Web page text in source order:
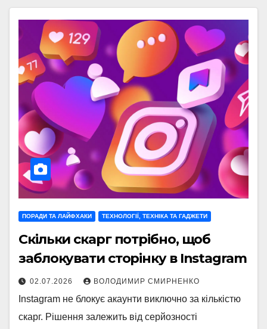
ПОРАДИ ТА ЛАЙФХАКИ ТЕХНОЛОГІЇ, ТЕХНІКА ТА ГАДЖЕТИ
Скільки скарг потрібно, щоб
заблокувати сторінку в Instagram
02.07.2026 ВОЛОДИМИР СМИРНЕНКО
Instagram не блокує акаунти виключно за кількістю
скарг. Рішення залежить від серйозності